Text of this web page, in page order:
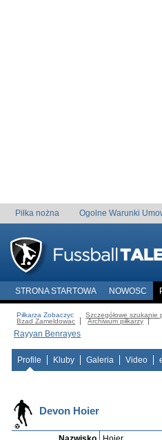
Piłka nożna Ogolne Warunki
STRONA STARTOWA NOWOSC
Piłkarza Zobaczyc Szczegółowe szukanie
Bzad Zameldowac
Archiwum piłkarzy
Rayyan Benrayes
Profile Kluby Galeria Video
Devon Hoier